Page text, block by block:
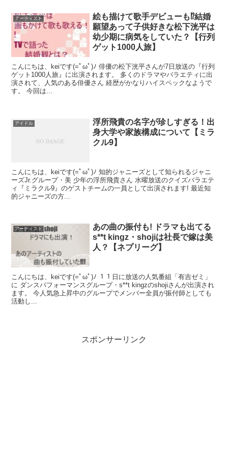
アーティスト
絵も描けて歌手デビューも⁉︎結婚
願望あって子供好きな松下洸平は
幼少期に病気をしていた？【行列
ゲット1000人旅】
こんにちは、keiです(=ﾟωﾟ)ﾉ 俳優の松下洸平さんが7日放送の『行列
ゲット1000人旅』に出演されます。 多くのドラマやバラエティに出
演されて、人気のある俳優さん 経歴がかなりハイスペックなようで
す。 今回は...
アイドル
浮所飛貴の名字が珍しすぎる！出
身大学や家族構成について【ミラ
クル9】
こんにちは、keiです(=ﾟωﾟ)ﾉ 知的ジャニーズとして知られるジャニ
ーズJr.グループ・美 少年の浮所飛貴さん 水曜放送のクイズバラエテ
ィ『ミラクル9』のゲストチームの一員として出演されます! 最近知
的ジャニーズの方...
アーティスト
あの曲の振付も! ドラマも出てる
s**t kingz・shojiは社長で嫁は美
人？【ネプリーグ】
こんにちは、keiです(=ﾟωﾟ)ﾉ １１日に放送の人気番組「有吉ゼミ」
に ダンスパフォーマンスグループ・s**t kingzのshojiさんが出演され
ます。 今人気急上昇中のグループでメンバー全員が振付師としても
活動し...
スポンサーリンク